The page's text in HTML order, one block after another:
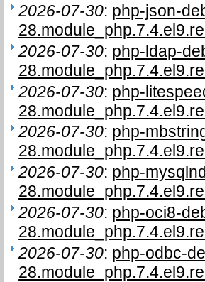
2026-07-30: php-json-
2026-07-30: php-ldap-
2026-07-30: php-
2026-07-30: php-
2026-07-30: php-
2026-07-30: php-oci8-
2026-07-30: php-odbc-